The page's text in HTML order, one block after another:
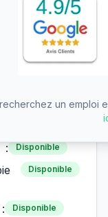
: Disponible
Disponible
Disponible
un emploi